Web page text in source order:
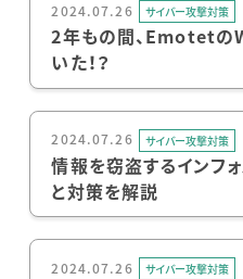
2024.07.26 サイバー攻撃対策
2年もの間、Emotetの
いた！？
2024.07.26 サイバー攻撃対策
情報を窃盗するインフ
と対策を解説
2024.07.26 サイバー攻撃対策